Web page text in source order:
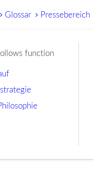
Glossar Pressebereich
function